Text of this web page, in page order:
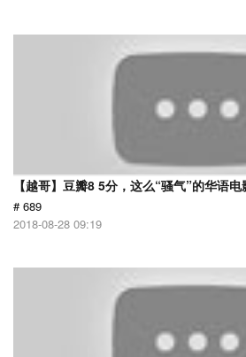
【越哥】豆瓣8 5分，这么“骚气”的华语电
# 689
2018-08-28 09:19